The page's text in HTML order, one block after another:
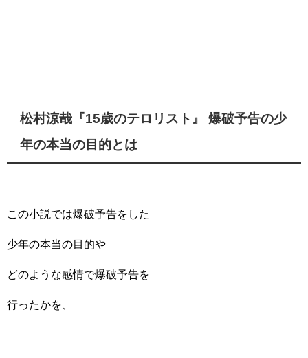
松村涼哉『15歳のテロリスト』 爆破予告の少
年の本当の目的とは
この小説では爆破予告をした
少年の本当の目的や
どのような感情で爆破予告を
行ったかを、